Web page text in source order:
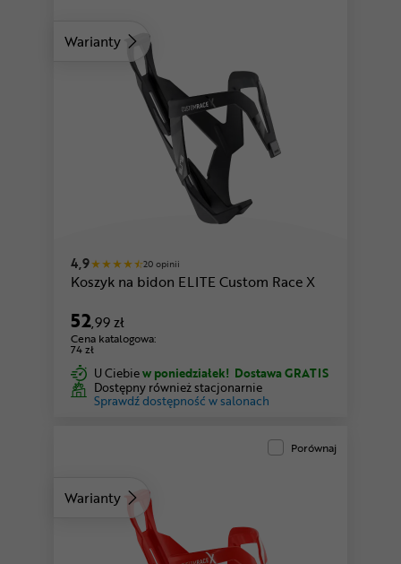
Warianty
4,9 20 opinii
Koszyk na bidon ELITE Custom Race X
52,99 zł
Cena katalogowa:
74 zł
U Ciebiew poniedziałek! Dostawa GRATIS
Dostępny również stacjonarnie
Sprawdź dostępność w salonach
Warianty
Porównaj